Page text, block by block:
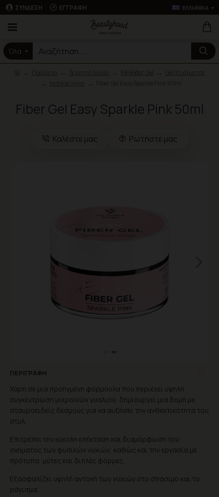
ΣΎΝΔΕΣΗ ΕΓΓΡΑΦΉ ΕΛΛΗΝΙΚΆ
Όλα
Fiber Gel Easy Sparkle Pink 50ml
Καλέστε μας Ρωτήστε μας
ΠΕΡΙΓΡΑΦΉ
Χάρη σε μια προηγμένη φόρμουλα που περιέχει υψηλή
συγκέντρωση μικροϊνών γυαλιού, δημιουργεί μια δομή με
σταυροειδείς δεσμούς για να αυξήσει την ανθεκτικότητα του
στυλ.
Επιτρέπει την εύκολη επέκταση και διαμόρφωση του
σχήματος των φυσικών νυχιών, καθώς και την εργασία με
πρότυπα, μύτες και διπλές φόρμες.
Εξασφαλίζει υψηλή αντοχή των νυχιών στο σπάσιμο και το
ράγισμα.